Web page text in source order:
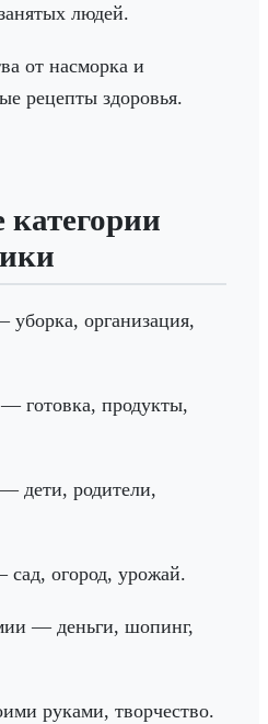
людей.
от насморка и
рецепты здоровья.
организация,
готовка, продукты,
дети, родители,
огород, урожай.
— деньги, шопинг,
руками, творчество.